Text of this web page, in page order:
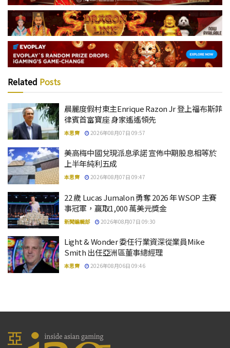
Related Posts
晨麗度假村東主Enrique Razon Jr 登上福布斯菲
律賓首富寶座 身家遙遙領先
本思齊 2026年08月07日 09:57
美高梅中國兌現派息承諾 宣佈中期股息相等於
上半年純利五成
本思齊 2026年08月07日 09:47
22 歲 Lucas Jumalon 勇奪 2026 年 WSOP 主賽
事冠軍，贏取1,000 萬美元獎金
新聞編輯部 2026年08月07日 09:30
Light & Wonder 委任行業資深從業員Mike
Smith 出任亞洲區董事總經理
本思齊 2026年08月06日 09:46